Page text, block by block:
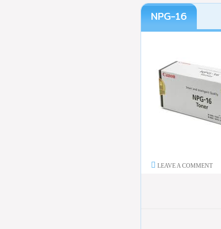
NPG-16
LEAVE A COMMENT